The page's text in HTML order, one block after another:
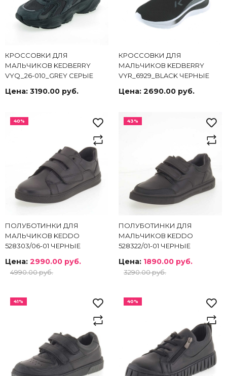
КРОССОВКИ ДЛЯ
МАЛЬЧИКОВ KEDBERRY
VYQ_26-010_GREY СЕРЫЕ
Цена: 3190.00 руб.
КРОССОВКИ ДЛЯ
МАЛЬЧИКОВ KEDBERRY
VYR_6929_BLACK ЧЕРНЫЕ
Цена: 2690.00 руб.
40%
ПОЛУБОТИНКИ ДЛЯ
МАЛЬЧИКОВ KEDDO
528303/06-01 ЧЕРНЫЕ
Цена: 2990.00 руб.
4990.00 руб.
43%
ПОЛУБОТИНКИ ДЛЯ
МАЛЬЧИКОВ KEDDO
528322/01-01 ЧЕРНЫЕ
Цена: 1890.00 руб.
3290.00 руб.
41% 40%